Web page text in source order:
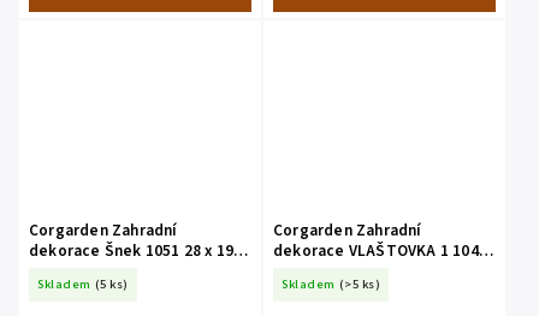
Corgarden Zahradní
dekorace Šnek 1051 28 x 19
Skladem (5 ks)
Corgarden Zahradní
dekorace VLAŠTOVKA 1 1044
Skladem (>5 ks)